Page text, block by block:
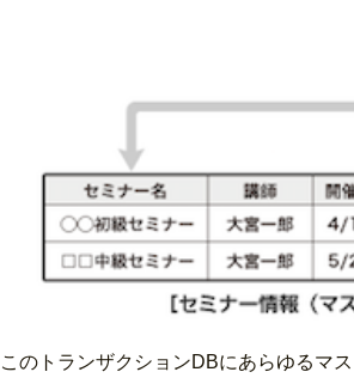
このトランザクションDBにあらゆるマ